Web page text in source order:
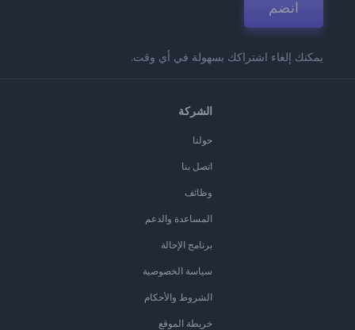
انضم
يمكنك إلغاء اشتراكك بسهولة في أي وقت.
الشركة
حولنا
اتصل بنا
وظائف
المساعدة والدعم
برنامج الإحالة
سياسة الخصوصية
الشروط والأحكام
خريطة الموقع